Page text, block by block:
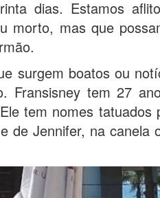
dias. Estamos
morto, mas que
surgem boatos ou
Fransisney tem 27
tem nomes tatuados
de Jennifer, na canela